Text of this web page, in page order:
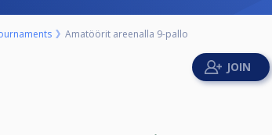
Amatöörit areenalla 9-pallo